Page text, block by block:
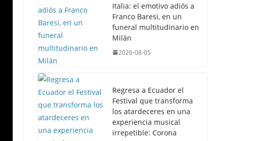
Italia: el emotivo adiós a
Franco Baresi, en un
funeral multitudinario en
Milán
2026-08-05
Regresa a Ecuador el
Festival que transforma
los atardeceres en una
experiencia musical
irrepetible: Corona